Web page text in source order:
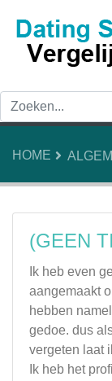
HOME
(GEEN
Ik heb even
aangemaakt
hebben
gedoe. dus
vergeten laat
Ik heb het